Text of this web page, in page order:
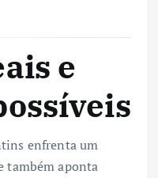
e
enfrenta um
também aponta